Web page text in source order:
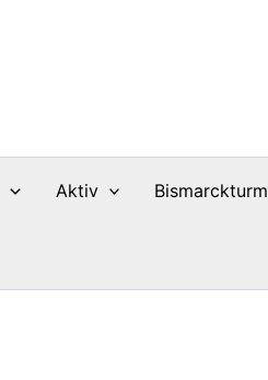
Aktiv Bismarckturm